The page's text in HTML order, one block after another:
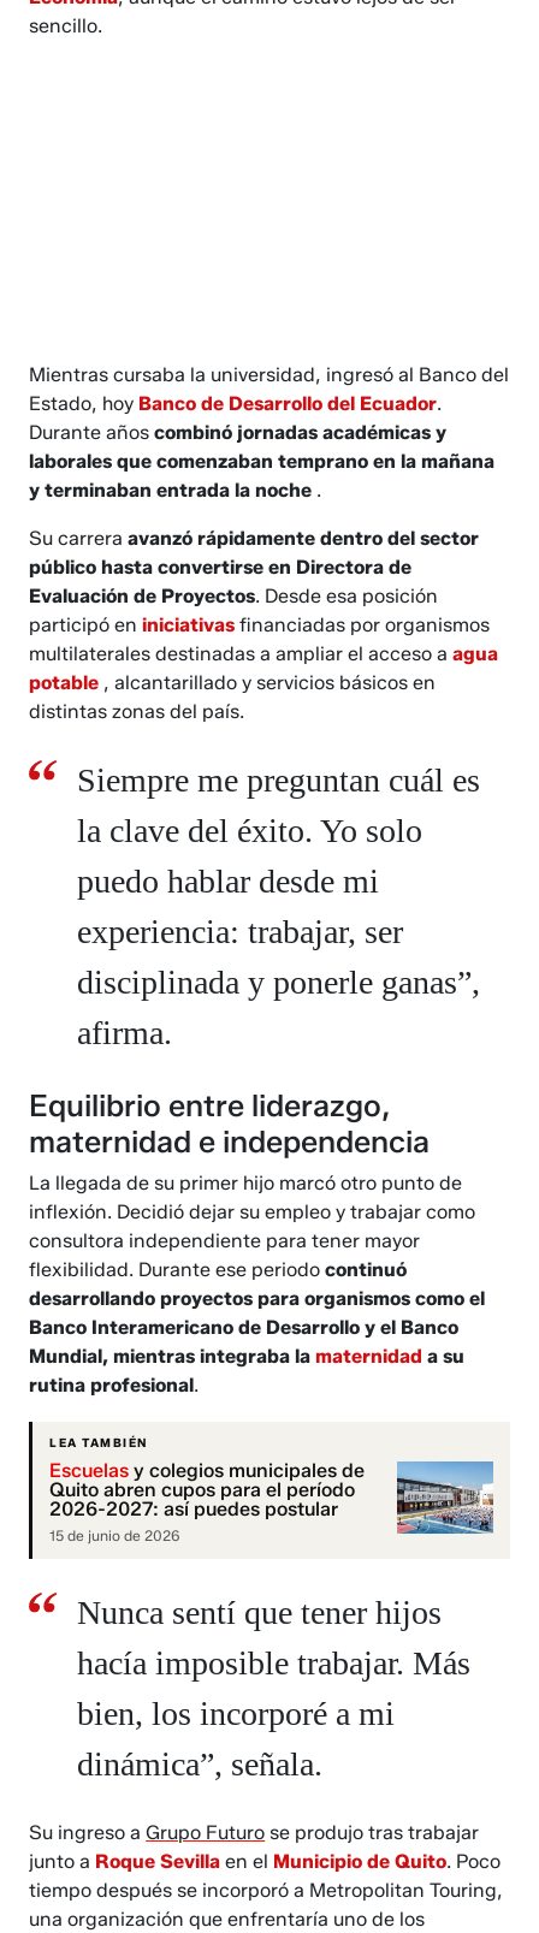
sencillo.
Mientras cursaba la universidad, ingresó al Banco del
Estado, hoy Banco de Desarrollo del Ecuador.
Durante añoscombinó jornadas académicas y
laborales que comenzaban temprano en la mañana
y terminaban entrada la noche .
Su carreraavanzó rápidamente dentro del sector
público hasta convertirse en Directora de
Evaluación de Proyectos. Desde esa posición
participó eniniciativas financiadas por organismos
multilaterales destinadas a ampliar el acceso aagua
potable , alcantarillado y servicios básicos en
distintas zonas del país.
Siempre me preguntan cuál es
la clave del éxito. Yo solo
puedo hablar desde mi
experiencia: trabajar, ser
disciplinada y ponerle ganas”,
afirma.
Equilibrio entre liderazgo,
maternidad e independencia
La llegada de su primer hijo marcó otro punto de
inflexión. Decidió dejar su empleo y trabajar como
consultora independiente para tener mayor
flexibilidad. Durante ese periodocontinuó
desarrollando proyectos para organismos como el
Banco Interamericano de Desarrollo y el Banco
Mundial, mientras integraba lamaternidada su
rutina profesional.
LEA TAMBIÉN
Escuelas y colegios municipales de
Quito abren cupos para el período
2026-2027: así puedes postular
15 de junio de 2026
Nunca sentí que tener hijos
hacía imposible trabajar. Más
bien, los incorporé a mi
dinámica”, señala.
Su ingreso aGrupo Futuro se produjo tras trabajar
junto a Roque Sevilla en el Municipio de Quito. Poco
tiempo después se incorporó a Metropolitan Touring,
una organización que enfrentaría uno de los